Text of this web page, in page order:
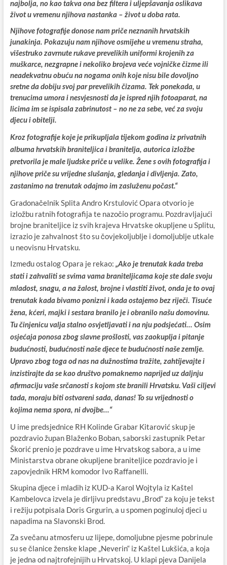
najbolja, no kao takva ona bez filtera i uljepšavanja oslikava
život u vremenu njihova nastanka – život u doba rata.
Njihove fotografije donose nam priče neznanih hrvatskih
junakinja. Pokazuju nam njihove osmijehe u vremenu straha,
višestruko zavrnute rukave prevelikih uniformi krojenih za
muškarce, nezgrapne i nekoliko brojeva veće vojničke čizme ili
neadekvatnu obuću na nogama onih koje nisu bile dovoljno
sretne da dobiju svoj par prevelikih čizama. Tek ponekada, u
trenucima umora i nesvjesnosti da je ispred njih fotoaparat, na
licima im se ispisala zabrinutost – no ne za sebe, već za svoju
djecu i obitelji.
Kroz fotografije koje je prikupljala tijekom godina iz privatnih
albuma hrvatskih braniteljica i branitelja, autorica izložbe
pretvorila je male ljudske priče u velike. Žene s ovih fotografija i
njihove priče su vrijedne slušanja, gledanja i divljenja. Zato,
zastanimo na trenutak odajmo im zasluženu počast.“
Gradonačelnik Splita Andro Krstulović Opara otvorio je
izložbu ratnih fotografija te nazočio programu. Pozdravljajući
brojne braniteljice iz svih krajeva Hrvatske okupljene u Splitu,
izrazio je zahvalnost što su čovjekoljublje i domoljublje utkale
u neovisnu Hrvatsku.
Između ostalog Opara je rekao: „Ako je trenutak kada treba
stati i zahvaliti se svima vama braniteljicama koje ste dale svoju
mladost, snagu, a na žalost, brojne i vlastiti život, onda je to ovaj
trenutak kada bivamo ponizni i kada ostajemo bez riječi. Tisuće
žena, kćeri, majki i sestara branilo je i obranilo našu domovinu.
Tu činjenicu valja stalno osvjetljavati i na nju podsjećati… Osim
osjećaja ponosa zbog slavne prošlosti, vas zaokuplja i pitanje
budućnosti, budućnosti naše djece te budućnosti naše zemlje.
Upravo zbog toga od nas na dužnostima tražite, zahtijevajte i
inzistirajte da se kao društvo pomaknemo naprijed uz daljnju
afirmaciju vaše srčanosti s kojom ste branili Hrvatsku. Vaši ciljevi
tada, moraju biti ostvareni sada, danas! To su vrijednosti o
kojima nema spora, ni dvojbe…“
U ime predsjednice RH Kolinde Grabar Kitarović skup je
pozdravio župan Blaženko Boban, saborski zastupnik Petar
Škorić prenio je pozdrave u ime Hrvatskog sabora, a u ime
Ministarstva obrane okupljene braniteljice pozdravio je i
zapovjednik HRM komodor Ivo Raffanelli.
Skupina djece i mladih iz KUD-a Karol Wojtyla iz Kaštel
Kambelovca izvela je dirljivu predstavu „Brod“ za koju je tekst
i režiju potpisala Doris Grgurin, a u spomen poginuloj djeci u
napadima na Slavonski Brod.
Za svečanu atmosferu uz lijepe, domoljubne pjesme pobrinule
su se članice ženske klape „Neverin“ iz Kaštel Lukšića, a koja
je jedna od najtrofejnijih u Hrvatskoj. U klapi pjeva Danijela